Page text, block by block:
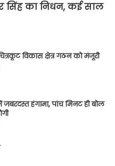
सिंह का निधन, कई साल
विकास क्षेत्र गठन को मंजूरी
जबरदस्त हंगामा, पांच मिनट ही बोल